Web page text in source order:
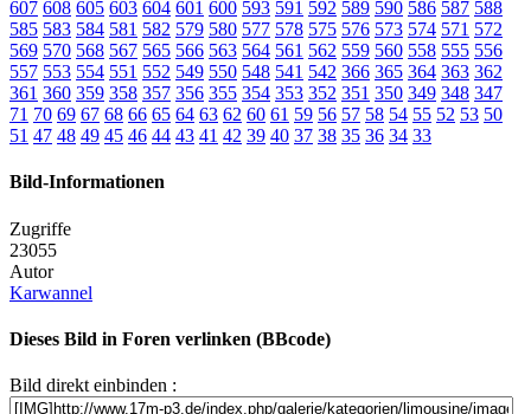
607 608 605 603 604 601 600 593 591 592 589 590 586 587 588
585 583 584 581 582 579 580 577 578 575 576 573 574 571 572
569 570 568 567 565 566 563 564 561 562 559 560 558 555 556
557 553 554 551 552 549 550 548 541 542 366 365 364 363 362
361 360 359 358 357 356 355 354 353 352 351 350 349 348 347
71 70 69 67 68 66 65 64 63 62 60 61 59 56 57 58 54 55 52 53 50
51 47 48 49 45 46 44 43 41 42 39 40 37 38 35 36 34 33
Bild-Informationen
Zugriffe
23055
Autor
Karwannel
Dieses Bild in Foren verlinken (BBcode)
Bild direkt einbinden :